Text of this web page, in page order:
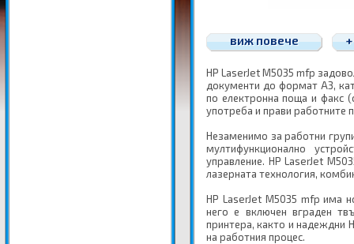
виж повече
HP LaserJet M5035 mfp
документи до формат А3,
по електронна поща и факс
употреба и прави работните
Незаменимо за работни
мултифункционално
управление. HP LaserJet
лазерната технология,
HP LaserJet M5035 mfp има
него е включен вграден
принтера, както и надеждни
на работния процес.